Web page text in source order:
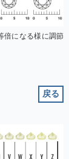
倍になる様に調節
戻る